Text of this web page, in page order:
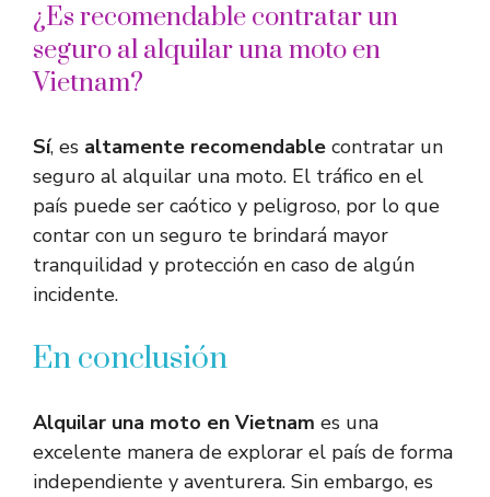
¿Es recomendable contratar un
seguro al alquilar una moto en
Vietnam?
Sí, es altamente recomendable contratar un
seguro al alquilar una moto. El tráfico en el
país puede ser caótico y peligroso, por lo que
contar con un seguro te brindará mayor
tranquilidad y protección en caso de algún
incidente.
En conclusión
Alquilar una moto en Vietnam es una
excelente manera de explorar el país de forma
independiente y aventurera. Sin embargo, es